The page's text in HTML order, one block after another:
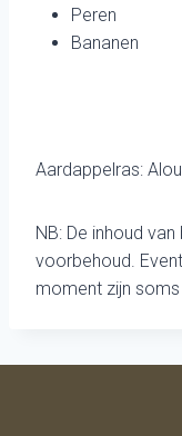
Peren
Bananen
Aardappelras:
NB: De inhoud
voorbehoud.
moment zijn